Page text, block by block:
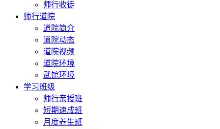
师行收徒
师行道院
道院简介
道院动态
道院视频
道院环境
武馆环境
学习班级
师行亲授班
短期速成班
月度养生班